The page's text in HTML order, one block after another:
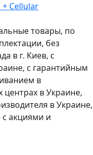
+ Cellular
товары, по
без
в г. Киев, с
с гарантийным
в
в Украине,
в Украине,
с акциями и